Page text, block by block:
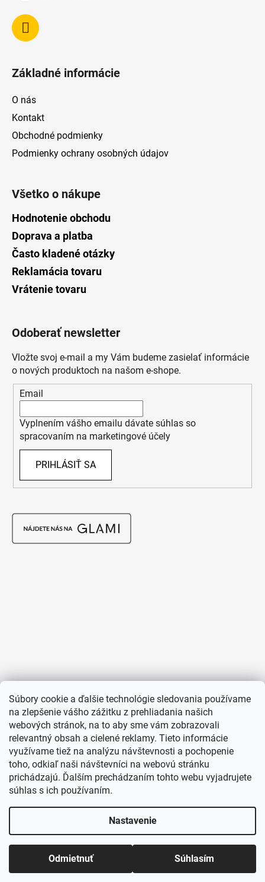
Súbory cookie a ďalšie technológie sledovania používame
na zlepšenie vášho zážitku z prehliadania našich
webových stránok, na to aby sme vám zobrazovali
relevantný obsah a cielené reklamy. Tieto informácie
využívame tiež na analýzu návštevnosti a pochopenie
toho, odkiaľ naši návštevníci na webovú stránku
prichádzajú. Ďalším prechádzaním tohto webu vyjadrujete
súhlas s ich používaním.
Nastavenie
Odmietnuť Súhlasím
Základné informácie
O nás
Kontakt
Obchodné podmienky
Podmienky ochrany osobných údajov
Všetko o nákupe
Hodnotenie obchodu
Doprava a platba
Často kladené otázky
Reklamácia tovaru
Vrátenie tovaru
Odoberať newsletter
Vložte svoj e-mail a my Vám budeme zasielať informácie
o nových produktoch na našom e-shope.
Email
Vyplnením vášho emailu dávate súhlas so
spracovaním na marketingové účely
PRIHLÁSIŤ SA
Copyright 2026TENTATION.SK. Všetky práva vyhradené.